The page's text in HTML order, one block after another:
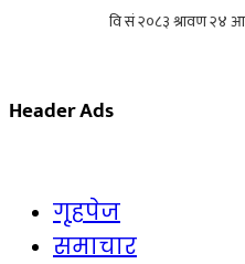
Header Ads
गृहपेज
समाचार